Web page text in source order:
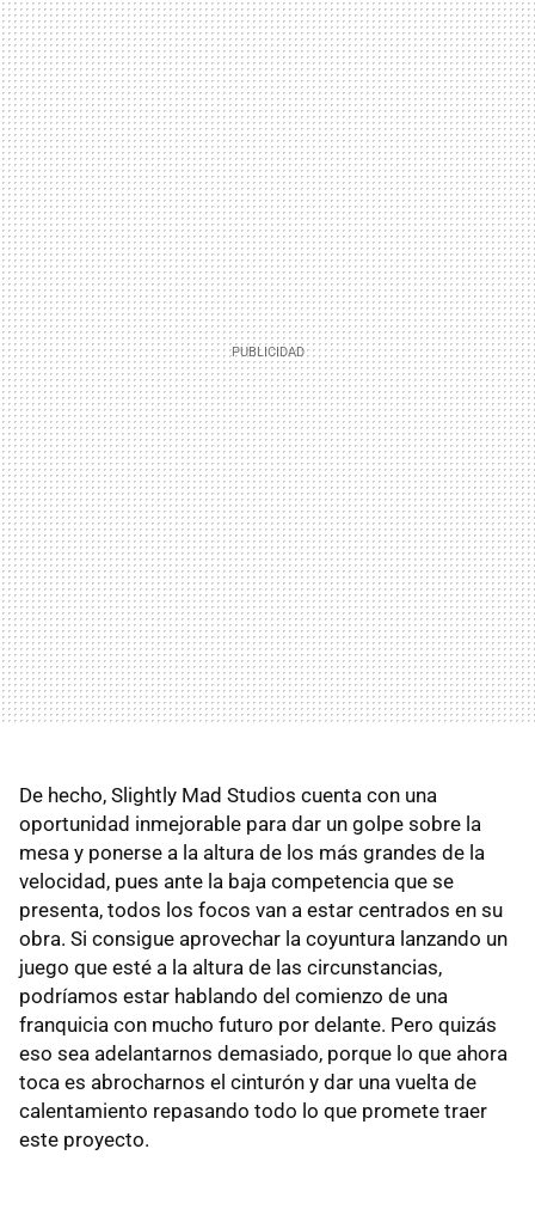
De hecho, Slightly Mad Studios cuenta con una
oportunidad inmejorable para dar un golpe sobre la
mesa y ponerse a la altura de los más grandes de la
velocidad, pues ante la baja competencia que se
presenta, todos los focos van a estar centrados en su
obra. Si consigue aprovechar la coyuntura lanzando un
juego que esté a la altura de las circunstancias,
podríamos estar hablando del comienzo de una
franquicia con mucho futuro por delante. Pero quizás
eso sea adelantarnos demasiado, porque lo que ahora
toca es abrocharnos el cinturón y dar una vuelta de
calentamiento repasando todo lo que promete traer
este proyecto.